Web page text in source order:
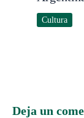
Cultura
Deja un